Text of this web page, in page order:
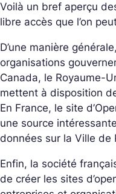
Voilà un bref aperçu
libre accès que l’on
D’une manière
organisations
Canada, le Royaume-
mettent à disposition
En France, le site
une source
données sur la Ville de
Enfin, la société
de créer les sites